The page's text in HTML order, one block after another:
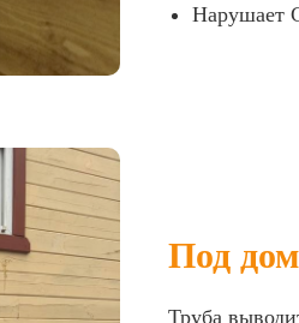
Нарушает
Под
Труба